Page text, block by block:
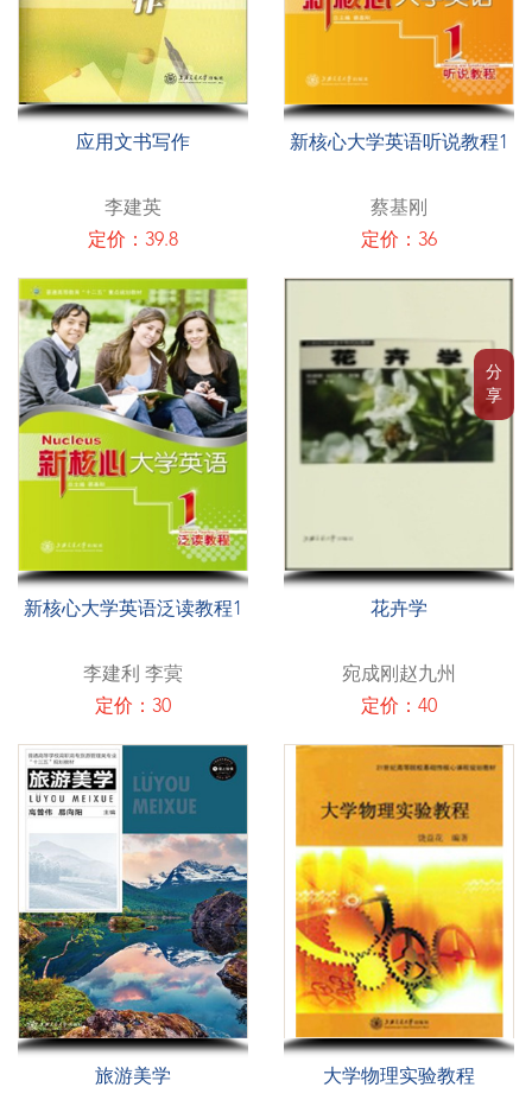
分
享
应用文书写作
李建英
定价：39.8
新核心大学英语听说教程1
蔡基刚
定价：36
新核心大学英语泛读教程1
李建利 李蓂
定价：30
花卉学
宛成刚赵九州
定价：40
旅游美学 大学物理实验教程